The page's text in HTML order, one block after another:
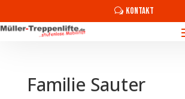
KONTAKT
Familie Sauter